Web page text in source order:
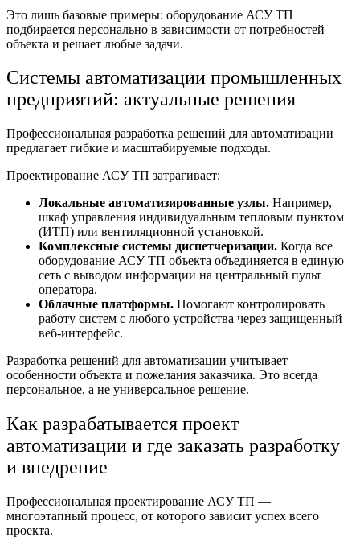
Это лишь базовые примеры: оборудование АСУ ТП
подбирается персонально в зависимости от потребностей
объекта и решает любые задачи.
Системы автоматизации промышленных
предприятий: актуальные решения
Профессиональная разработка решений для автоматизации
предлагает гибкие и масштабируемые подходы.
Проектирование АСУ ТП затрагивает:
Локальные автоматизированные узлы. Например,
шкаф управления индивидуальным тепловым пунктом
(ИТП) или вентиляционной установкой.
Комплексные системы диспетчеризации. Когда все
оборудование АСУ ТП объекта объединяется в единую
сеть с выводом информации на центральный пульт
оператора.
Облачные платформы. Помогают контролировать
работу систем с любого устройства через защищенный
веб-интерфейс.
Разработка решений для автоматизации учитывает
особенности объекта и пожелания заказчика. Это всегда
персональное, а не универсальное решение.
Как разрабатывается проект
автоматизации и где заказать разработку
и внедрение
Профессиональная проектирование АСУ ТП —
многоэтапный процесс, от которого зависит успех всего
проекта.